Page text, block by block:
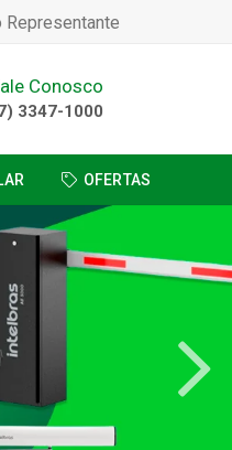
Representante
Conosco
3347-1000
OFERTAS